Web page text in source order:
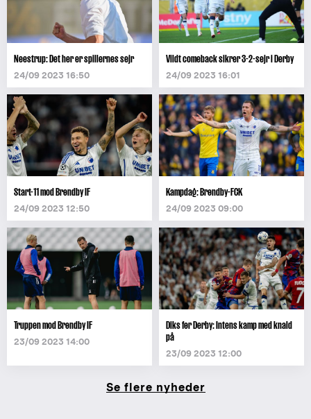
Neestrup: Det her er spillernes sejr
24/09 2023 16:50
Vildt comeback sikrer 3-2-sejr i Derby
24/09 2023 16:01
Start-11 mod Brøndby IF
24/09 2023 12:50
Kampdag: Brøndby-FCK
24/09 2023 09:00
Truppen mod Brøndby IF
23/09 2023 14:00
Diks før Derby: Intens kamp med knald
på
23/09 2023 12:00
Se flere nyheder